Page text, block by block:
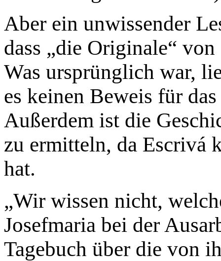
Aber ein unwissender
dass „die Originale“
Was ursprünglich war,
es keinen Beweis für
Außerdem ist die
zu ermitteln, da Escrivá
hat.
„Wir wissen nicht,
Josefmaria bei der
Tagebuch über die von